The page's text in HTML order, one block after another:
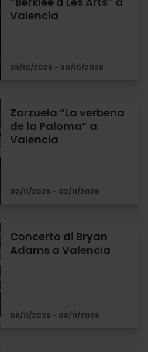
Valencia
29/10/2026 - 30/10/2026
Zarzuela “La verbena
de la Paloma” a
Valencia
02/11/2026 - 02/11/2026
Concerto di Bryan
Adams a Valencia
08/11/2026 - 08/11/2026